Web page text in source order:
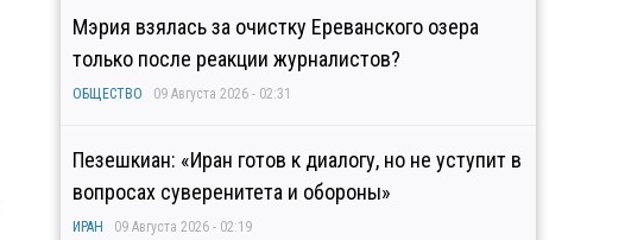
Мэрия взялась за очистку Ереванского озера
только после реакции журналистов?
ОБЩЕСТВО 09 Августа 2026 - 02:31
Пезешкиан: «Иран готов к диалогу, но не уступит в
вопросах суверенитета и обороны»
ИРАН 09 Августа 2026 - 02:19